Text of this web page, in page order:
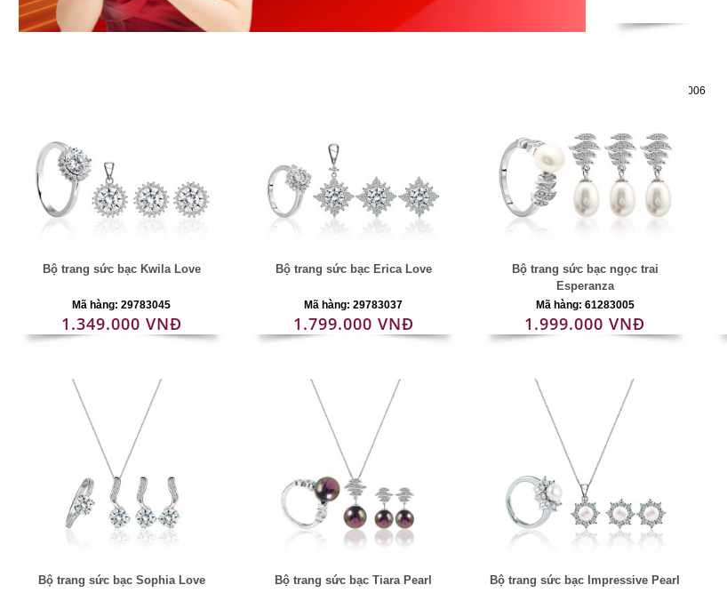
Mã hàng:61283006
Bộ trang sức bạc Kwila Love
Mã hàng: 29783045
1.349.000 VNĐ
Bộ trang sức bạc Erica Love
Mã hàng: 29783037
1.799.000 VNĐ
Bộ trang sức bạc ngọc trai
Esperanza
Mã hàng: 61283005
1.999.000 VNĐ
Bộ trang sức bạc Sophia Love Bộ trang sức bạc Tiara Pearl Bộ trang sức bạc Impressive Pearl